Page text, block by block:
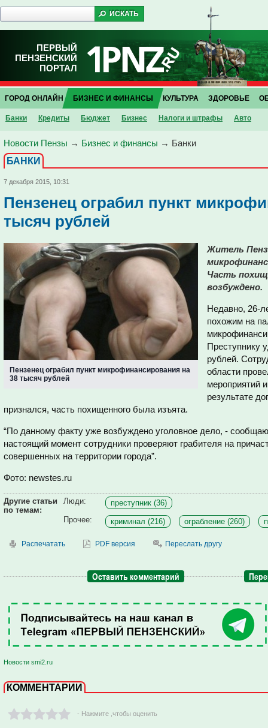
ПЕРВЫЙ
ПЕНЗЕНСКИЙ
ПОРТАЛ
ГОРОД ОНЛАЙН БИЗНЕС И ФИНАНСЫ
Банки Кредиты Бюджет Бизнес Налоги и штрафы Авто
КУЛЬТУРА ЗДОРОВЬЕ
Новости Пензы → Бизнес и финансы → Банки
БАНКИ
7 декабря 2015, 10:31
Пензенец ограбил пункт
тысяч рублей
Пензенец ограбил пункт микрофинансирования на
38 тысяч рублей
Житель
Часть
возбуждено.
Недавно, 26-
похожим на
Преступнику
рублей.
области
мероприятий
результате
признался, часть похищенного была изъята.
“По данному факту уже возбуждено уголовное дело, -
настоящий момент сотрудники проверяют грабителя на
совершенных на территории города”.
Фото: newstes.ru
Другие статьи
по темам:
Люди:
преступник (36)
Прочее:
криминал (216) ограбление (260)
Распечатать PDF версия Переслать другу
Оставить комментарий
Новости smi2.ru
КОММЕНТАРИИ
- Нажмите ,чтобы оценить